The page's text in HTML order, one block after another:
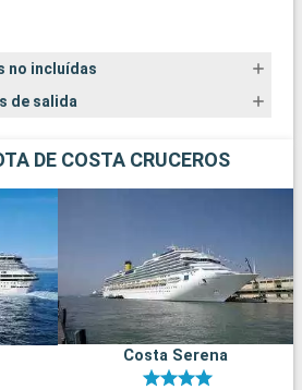
no incluídas
de salida
DE COSTA CRUCEROS
Costa Serena